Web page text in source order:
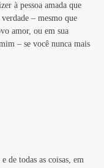
à pessoa amada que
– mesmo que
amor, ou em sua
– se você nunca mais
de todas as coisas, em